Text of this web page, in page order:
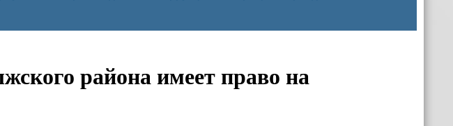
района имеет право на